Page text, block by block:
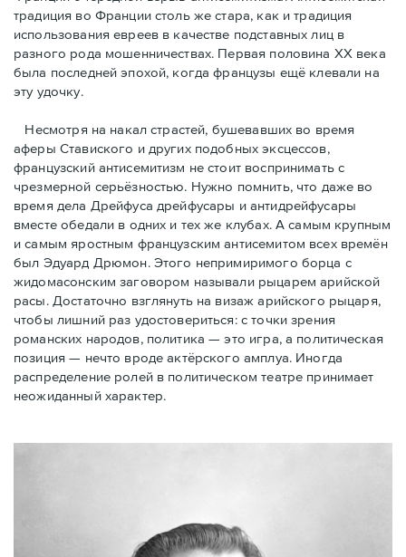
традиция во Франции столь же стара, как и традиция
использования евреев в качестве подставных лиц в
разного рода мошенничествах. Первая половина ХХ века
была последней эпохой, когда французы ещё клевали на
эту удочку.
Несмотря на накал страстей, бушевавших во время
аферы Ставиского и других подобных эксцессов,
французский антисемитизм не стоит воспринимать с
чрезмерной серьёзностью. Нужно помнить, что даже во
время дела Дрейфуса дрейфусары и антидрейфусары
вместе обедали в одних и тех же клубах. А самым крупным
и самым яростным французским антисемитом всех времён
был Эдуард Дрюмон. Этого непримиримого борца с
жидомасонским заговором называли рыцарем арийской
расы. Достаточно взглянуть на визаж арийского рыцаря,
чтобы лишний раз удостовериться: с точки зрения
романских народов, политика — это игра, а политическая
позиция — нечто вроде актёрского амплуа. Иногда
распределение ролей в политическом театре принимает
неожиданный характер.